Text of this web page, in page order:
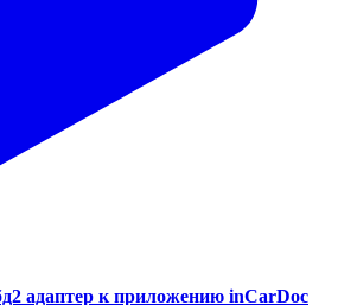
адаптер к приложению inCarDoc